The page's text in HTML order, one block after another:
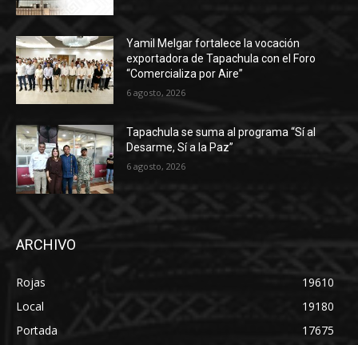
Yamil Melgar fortalece la vocación
exportadora de Tapachula con el Foro
“Comercializa por Aire”
6 agosto, 2026
Tapachula se suma al programa “Sí al
Desarme, Sí a la Paz”
6 agosto, 2026
ARCHIVO
Rojas
19610
Local
19180
Portada
17675